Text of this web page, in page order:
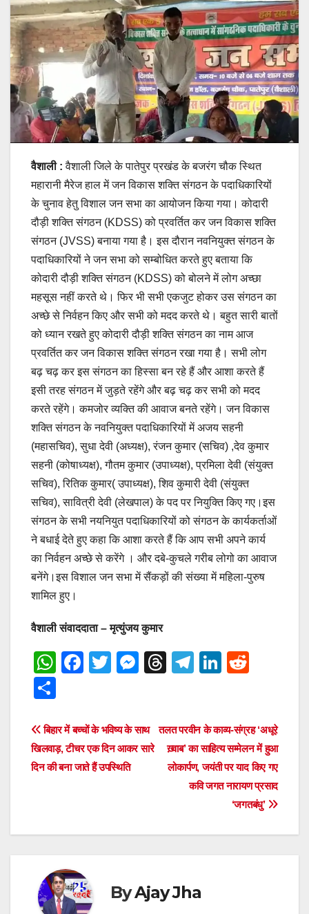
वैशाली : वैशाली जिले के पातेपुर प्रखंड के बजरंग चौक स्थित
महारानी मैरेज हाल में जन विकास शक्ति संगठन के पदाधिकारियों
के चुनाव हेतु विशाल जन सभा का आयोजन किया गया। कोदारी
दौड़ी शक्ति संगठन (KDSS) को प्रवर्तित कर जन विकास शक्ति
संगठन (JVSS) बनाया गया है। इस दौरान नवनियुक्त संगठन के
पदाधिकारियों ने जन सभा को सम्बोधित करते हुए बताया कि
कोदारी दौड़ी शक्ति संगठन (KDSS) को बोलने में लोग अच्छा
महसूस नहीं करते थे। फिर भी सभी एकजुट होकर उस संगठन का
अच्छे से निर्वहन किए और सभी को मदद करते थे। बहुत सारी बातों
को ध्यान रखते हुए कोदारी दौड़ी शक्ति संगठन का नाम आज
प्रवर्तित कर जन विकास शक्ति संगठन रखा गया है। सभी लोग
बढ़ चढ़ कर इस संगठन का हिस्सा बन रहे हैं और आशा करते हैं
इसी तरह संगठन में जुड़ते रहेंगे और बढ़ चढ़ कर सभी को मदद
करते रहेंगे। कमजोर व्यक्ति की आवाज बनते रहेंगे। जन विकास
शक्ति संगठन के नवनियुक्त पदाधिकारियों में अजय सहनी
(महासचिव), सुधा देवी (अध्यक्ष), रंजन कुमार (सचिव) ,देव कुमार
सहनी (कोषाध्यक्ष), गौतम कुमार (उपाध्यक्ष), प्रमिला देवी (संयुक्त
सचिव), रितिक कुमार( उपाध्यक्ष), शिव कुमारी देवी (संयुक्त
सचिव), सावित्री देवी (लेखपाल) के पद पर नियुक्ति किए गए।इस
संगठन के सभी नयनियुत पदाधिकारियों को संगठन के कार्यकर्ताओं
ने बधाई देते हुए कहा कि आशा करते हैं कि आप सभी अपने कार्य
का निर्वहन अच्छे से करेंगे । और दबे-कुचले गरीब लोगो का आवाज
बनेंगे।इस विशाल जन सभा में सैंकड़ों की संख्या में महिला-पुरुष
शामिल हुए।
वैशाली संवाददाता – मृत्युंजय कुमार
W
s
A
p
F
e
b
o
T
er
M
e
n
T
a
d
s
T
gr
a
m
Li
e
dI
n
di
t
ar
e
Post
navigation
तलत परवीन के काव्य-संग्रह ‘अधूरे
ख़्वाब’ का साहित्य सम्मेलन में हुआ
लोकार्पण, जयंती पर याद किए गए
कवि जगत नारायण प्रसाद
‘जगतबंधु’
बिहार में बच्चों के भविष्य के साथ
खिलवाड़, टीचर एक दिन आकर सारे
दिन की बना जाते हैं उपस्थिति
ByAjay Jha